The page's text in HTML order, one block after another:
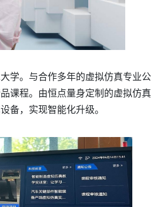
学。与合作多年的虚拟仿真专业公
课程。由恒点量身定制的虚拟仿真
备，实现智能化升级。